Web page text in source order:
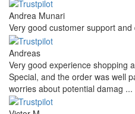
Andrea Munari
Very good customer support and
Andreas
Very good experience shopping
Special, and the order was well
worries about potential damag ...